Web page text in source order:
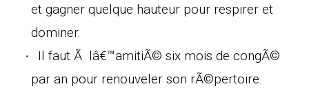
et gagner quelque hauteur pour respirer et
dominer.
Il faut Ã lâ€™amitiÃ© six mois de congÃ©
par an pour renouveler son rÃ©pertoire.